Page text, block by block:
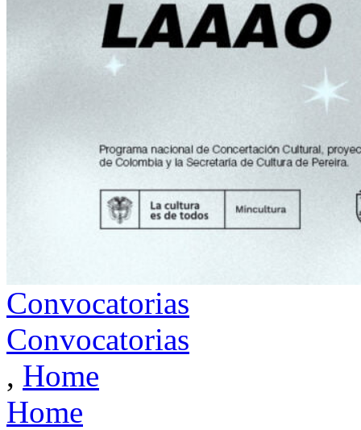
Convocatorias
Convocatorias
, Home
Home